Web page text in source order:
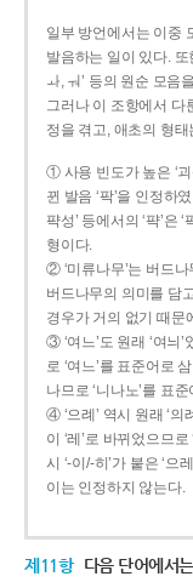
일부 방언에서는 이중
발음하는 일이 있다. 또
ㅘ, ㅝ’ 등의 원순 모음
그러나 이 조항에서 다
정을 겪고, 애초의 형
① 사용 빈도가 높은 ‘괴
뀐 발음 ‘팍’을 인정하
퍅성’ 등에서의 ‘퍅’은
형이다.
② ‘미류나무’는 버드나
버드나무의 의미를 담
경우가 거의 없기 때문
③ ‘여느’도 원래 ‘여늬’
로 ‘여느’를 표준어로
나므로 ‘니나노’를 표
④ ‘으례’ 역시 원래 ‘의
이 ‘레’로 바뀌었으므
시 ‘-이/-히’가 붙은 ‘
이는 인정하지 않는다.
제11항 다음 단어에서